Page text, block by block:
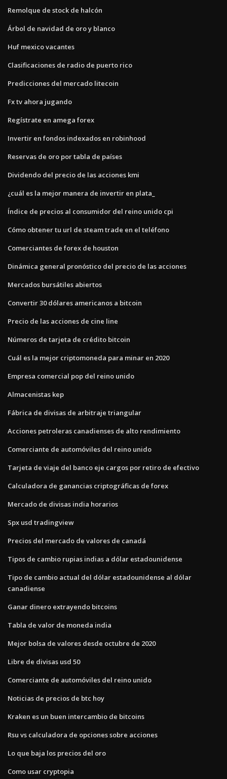
Remolque de stock de halcón
Árbol de navidad de oro y blanco
Huf mexico vacantes
Clasificaciones de radio de puerto rico
Predicciones del mercado litecoin
Fx tv ahora jugando
Regístrate en amega forex
Invertir en fondos indexados en robinhood
Reservas de oro por tabla de países
Dividendo del precio de las acciones kmi
¿cuál es la mejor manera de invertir en plata_
Índice de precios al consumidor del reino unido cpi
Cómo obtener tu url de steam trade en el teléfono
Comerciantes de forex de houston
Dinámica general pronóstico del precio de las acciones
Mercados bursátiles abiertos
Convertir 30 dólares americanos a bitcoin
Precio de las acciones de cine line
Números de tarjeta de crédito bitcoin
Cuál es la mejor criptomoneda para minar en 2020
Empresa comercial pop del reino unido
Almacenistas kep
Fábrica de divisas de arbitraje triangular
Acciones petroleras canadienses de alto rendimiento
Comerciante de automóviles del reino unido
Tarjeta de viaje del banco eje cargos por retiro de efectivo
Calculadora de ganancias criptográficas de forex
Mercado de divisas india horarios
Spx usd tradingview
Precios del mercado de valores de canadá
Tipos de cambio rupias indias a dólar estadounidense
Tipo de cambio actual del dólar estadounidense al dólar
canadiense
Ganar dinero extrayendo bitcoins
Tabla de valor de moneda india
Mejor bolsa de valores desde octubre de 2020
Libre de divisas usd 50
Comerciante de automóviles del reino unido
Noticias de precios de btc hoy
Kraken es un buen intercambio de bitcoins
Rsu vs calculadora de opciones sobre acciones
Lo que baja los precios del oro
Como usar cryptopia